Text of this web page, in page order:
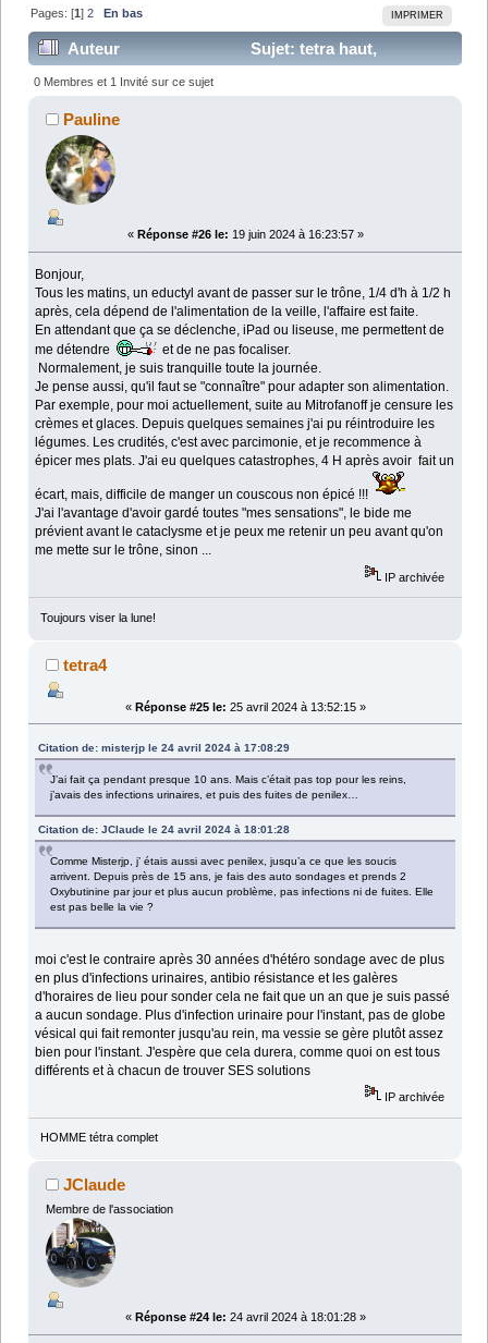
IMPRIMER
Pages: [1]2 En bas
Auteur
Sujet: tetra haut,
Comment allez-vous à la selle ? (Lu 58062 fois)
0 Membres et 1 Invité sur ce sujet
Pauline
« Réponse #26 le: 19 juin 2024 à 16:23:57 »
Bonjour,
Tous les matins, un eductyl avant de passer sur le trône, 1/4 d'h à 1/2 h
après, cela dépend de l'alimentation de la veille, l'affaire est faite.
En attendant que ça se déclenche, iPad ou liseuse, me permettent de
me détendre
et de ne pas focaliser.
Normalement, je suis tranquille toute la journée.
Je pense aussi, qu'il faut se "connaître" pour adapter son alimentation.
Par exemple, pour moi actuellement, suite au Mitrofanoff je censure les
crèmes et glaces. Depuis quelques semaines j'ai pu réintroduire les
légumes. Les crudités, c'est avec parcimonie, et je recommence à
épicer mes plats. J'ai eu quelques catastrophes, 4 H après avoir fait un
écart, mais, difficile de manger un couscous non épicé !!!
J'ai l'avantage d'avoir gardé toutes "mes sensations", le bide me
prévient avant le cataclysme et je peux me retenir un peu avant qu'on
me mette sur le trône, sinon ...
IP archivée
Toujours viser la lune!
tetra4
« Réponse #25 le: 25 avril 2024 à 13:52:15 »
Citation de: misterjp le 24 avril 2024 à 17:08:29
J’ai fait ça pendant presque 10 ans. Mais c’était pas top pour les reins,
j’avais des infections urinaires, et puis des fuites de penilex…
Citation de: JClaude le 24 avril 2024 à 18:01:28
Comme Misterjp, j’ étais aussi avec penilex, jusqu’a ce que les soucis
arrivent. Depuis près de 15 ans, je fais des auto sondages et prends 2
Oxybutinine par jour et plus aucun problème, pas infections ni de fuites. Elle
est pas belle la vie ?
moi c'est le contraire après 30 années d'hétéro sondage avec de plus
en plus d'infections urinaires, antibio résistance et les galères
d'horaires de lieu pour sonder cela ne fait que un an que je suis passé
a aucun sondage. Plus d'infection urinaire pour l'instant, pas de globe
vésical qui fait remonter jusqu'au rein, ma vessie se gère plutôt assez
bien pour l'instant. J'espère que cela durera, comme quoi on est tous
différents et à chacun de trouver SES solutions
IP archivée
HOMME tétra complet
JClaude
Membre de l'association
« Réponse #24 le: 24 avril 2024 à 18:01:28 »